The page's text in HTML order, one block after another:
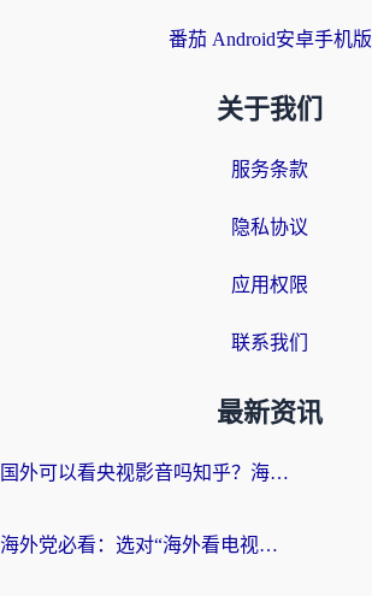
番茄 Android安卓手机版
关于我们
服务条款
隐私协议
应用权限
联系我们
最新资讯
国外可以看央视影音吗知乎？海外党亲测有效的回国加速方案
海外党必看：选对“海外看电视剧软件”，再也不用愁国内剧刷不了